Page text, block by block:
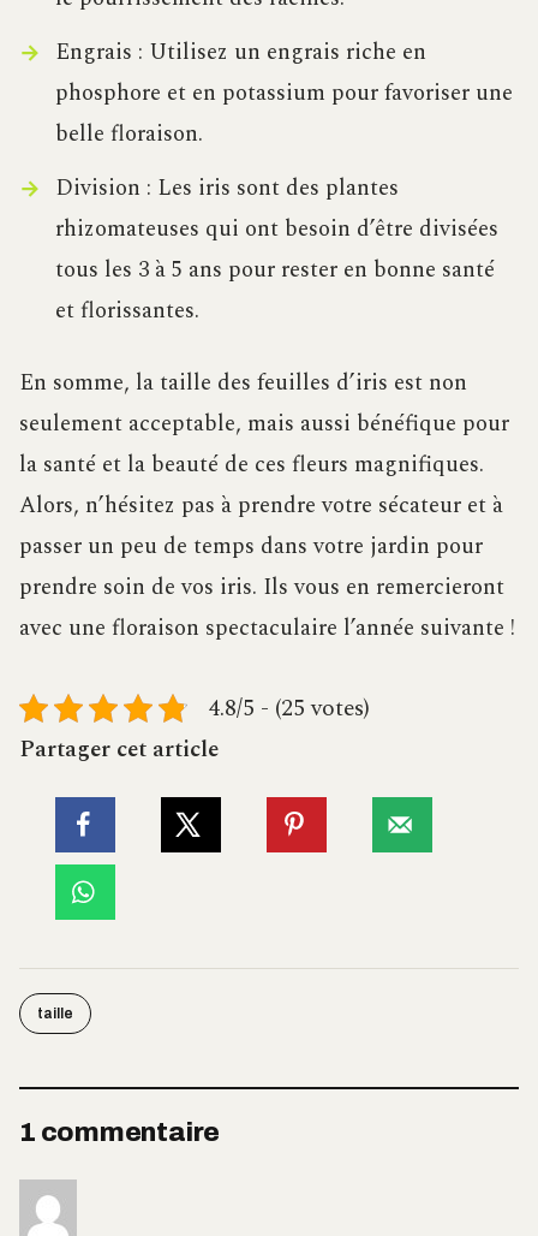
Engrais : Utilisez un engrais riche en
phosphore et en potassium pour favoriser une
belle floraison.
Division : Les iris sont des plantes
rhizomateuses qui ont besoin d’être divisées
tous les 3 à 5 ans pour rester en bonne santé
et florissantes.
En somme, la taille des feuilles d’iris est non
seulement acceptable, mais aussi bénéfique pour
la santé et la beauté de ces fleurs magnifiques.
Alors, n’hésitez pas à prendre votre sécateur et à
passer un peu de temps dans votre jardin pour
prendre soin de vos iris. Ils vous en remercieront
avec une floraison spectaculaire l’année suivante !
4.8/5 - (25 votes)
Partager cet article
taille
1 commentaire